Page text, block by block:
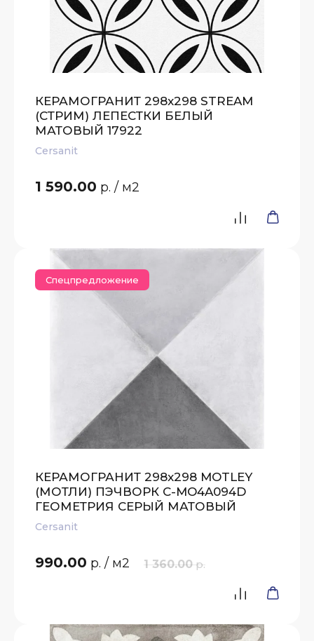
КЕРАМОГРАНИТ 298x298 STREAM
(СТРИМ) ЛЕПЕСТКИ БЕЛЫЙ
МАТОВЫЙ 17922
Cersanit
1 590.00 р. / м2
Спецпредложение
КЕРАМОГРАНИТ 298x298 MOTLEY
(МОТЛИ) ПЭЧВОРК C-MO4A094D
ГЕОМЕТРИЯ СЕРЫЙ МАТОВЫЙ
Cersanit
1 360.00 р.
990.00 р. / м2